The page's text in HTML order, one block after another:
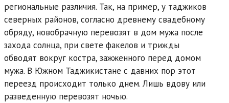
региональные различия. Так, на пример, у таджиков
северных районов, согласно древнему свадебному
обряду, новобрачную перевозят в дом мужа после
захода солнца, при свете факелов и трижды
обводят вокруг костра, зажженного перед домом
мужа. В Южном Таджикистане с давних пор этот
переезд происходит только днем. Лишь вдову или
разведенную перевозят ночью.